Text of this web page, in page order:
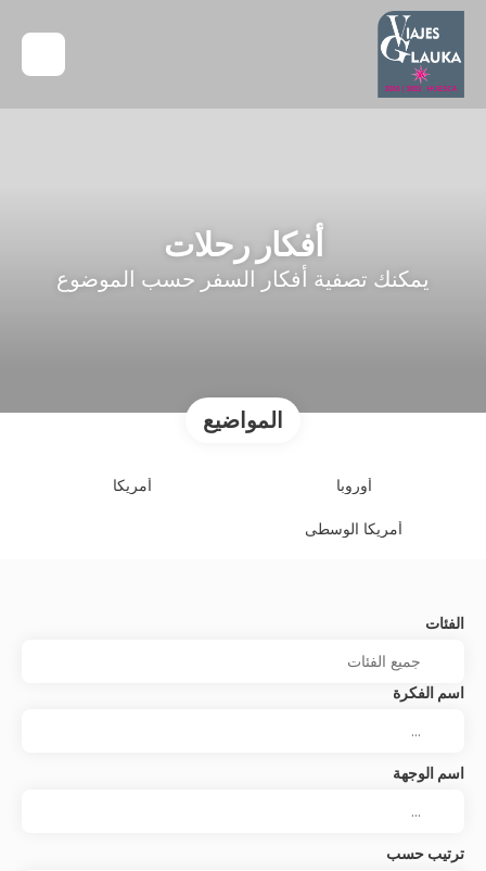
أفكار رحلات
يمكنك تصفية أفكار السفر حسب الموضوع
المواضيع
أوروبا
أمريكا
أمريكا الوسطى
الفئات
اسم الفكرة
اسم الوجهة
ترتيب حسب